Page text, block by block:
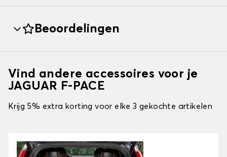
Beoordelingen
Vind andere accessoires voor je
JAGUAR F-PACE
Krijg 5% extra korting voor elke 3 gekochte artikelen